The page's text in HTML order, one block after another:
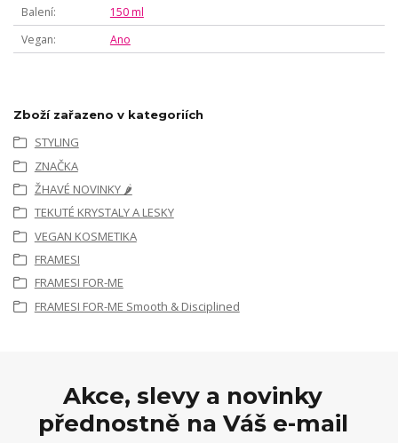
Balení
150 ml
Vegan
Ano
Zboží zařazeno v kategoriích
STYLING
ZNAČKA
ŽHAVÉ NOVINKY 🌶️
TEKUTÉ KRYSTALY A LESKY
VEGAN KOSMETIKA
FRAMESI
FRAMESI FOR-ME
FRAMESI FOR-ME Smooth & Disciplined
Akce, slevy a novinky
přednostně na Váš e-mail